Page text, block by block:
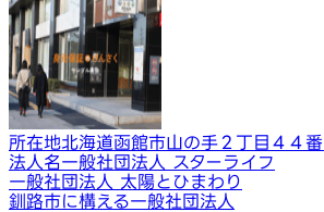
所在地北海道函館市山の手２丁目４４
法人名一般社団法人 スターライフ
一般社団法人 太陽とひまわり
釧路市に構える一般社団法人